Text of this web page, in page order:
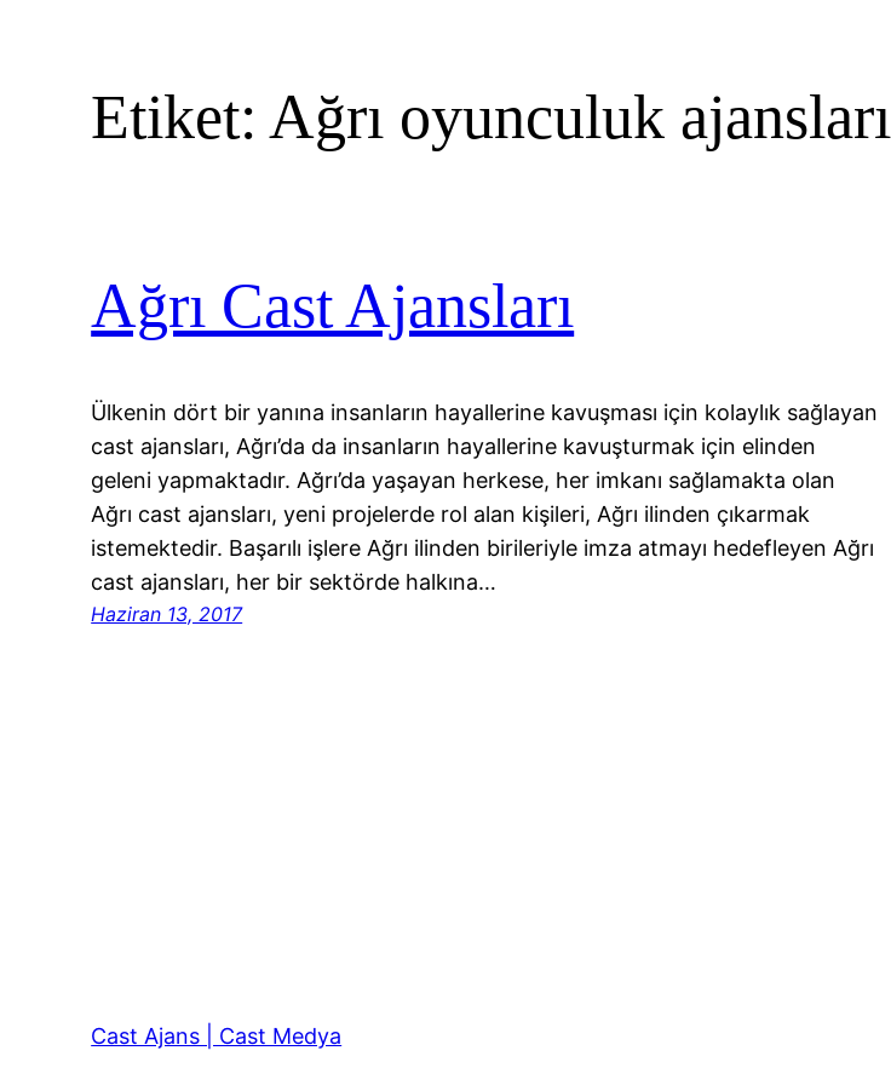
Etiket:Ağrı oyunculuk ajansları
Ağrı Cast Ajansları
Ülkenin dört bir yanına insanların hayallerine kavuşması için kolaylık sağlayan
cast ajansları, Ağrı’da da insanların hayallerine kavuşturmak için elinden
geleni yapmaktadır. Ağrı’da yaşayan herkese, her imkanı sağlamakta olan
Ağrı cast ajansları, yeni projelerde rol alan kişileri, Ağrı ilinden çıkarmak
istemektedir. Başarılı işlere Ağrı ilinden birileriyle imza atmayı hedefleyen Ağrı
cast ajansları, her bir sektörde halkına…
Haziran 13, 2017
Cast Ajans | Cast Medya